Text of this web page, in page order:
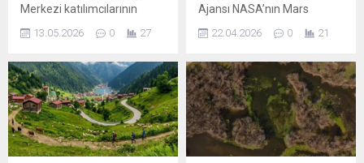
Merkezi katılımcılarının
Halk Evi’nde açıldı. Geliri
aktarılacak sergi, 15 Mayıs
tarihine kadar gezilebilecek.
Nilüfer Belediyesi, 10-16
Mayıs Engelliler Haftası’na
özel çeşitli etkinlikler
düzenliyor. Bu kapsamda
13.05.2026 0 27
Ajansı NASA’nın Mars
Curiosity aracı, Kızıl
önemli ipuçları sunabilecek
yeni bir keşfe imza attı. Gale
Krateri’nde bulunan eski bir
göl yatağından alınan kaya
örneklerinin ...
22.04.2026 0 21